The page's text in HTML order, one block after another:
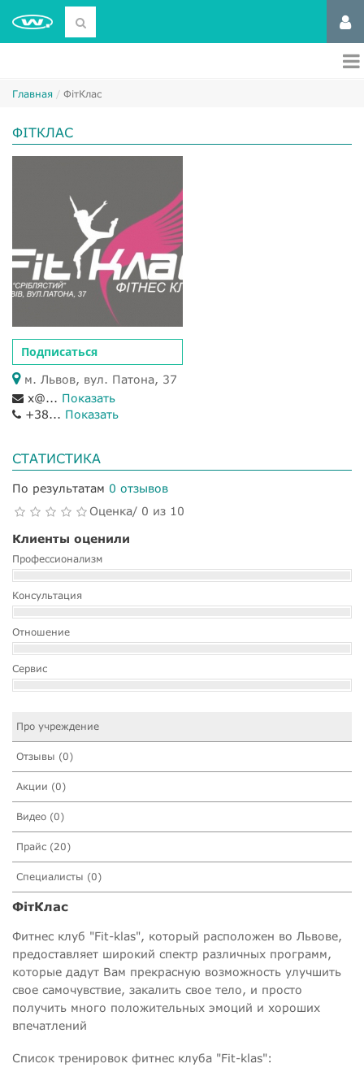
Главная ФітКлас
ФІТКЛАС
Подписаться
м. Львов, вул. Патона, 37
x@... Показать
+38... Показать
СТАТИСТИКА
По результатам 0 отзывов
Оценка/ 0 из 10
Клиенты оценили
Профессионализм
Консультация
Отношение
Сервис
Про учреждение
Отзывы (0)
Акции (0)
Видео (0)
Прайс (20)
Специалисты (0)
ФітКлас
Фитнес клуб "Fit-klas", который расположен во Львове,
предоставляет широкий спектр различных программ,
которые дадут Вам прекрасную возможность улучшить
свое самочувствие, закалить свое тело, и просто
получить много положительных эмоций и хороших
впечатлений
Список тренировок фитнес клуба "Fit-klas":